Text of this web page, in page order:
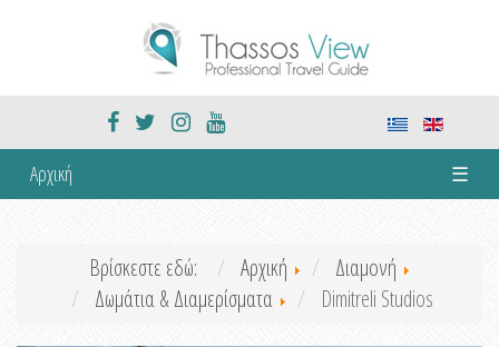
Αρχική ☰
Βρίσκεστε εδώ: Αρχική
Διαμονή
Δωμάτια & Διαμερίσματα
Dimitreli Studios